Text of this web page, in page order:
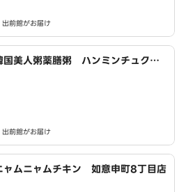
出前館がお届け
国美人粥薬膳粥 ハンミンチュク＆
出前館がお届け
ャムニャムチキン 如意申町8丁目店